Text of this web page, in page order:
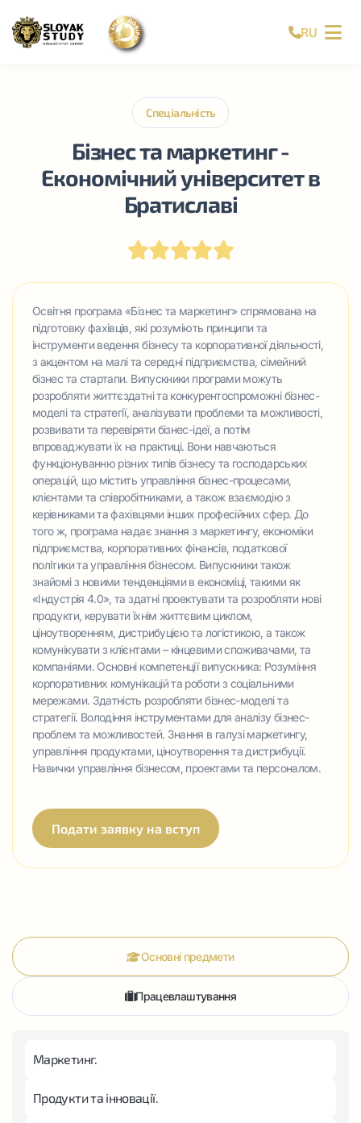
RU
Спеціальність
Бізнес та маркетинг -
Економічний університет в
Братиславі
Освітня програма «Бізнес та маркетинг» спрямована на
підготовку фахівців, які розуміють принципи та
інструменти ведення бізнесу та корпоративної діяльності,
з акцентом на малі та середні підприємства, сімейний
бізнес та стартапи. Випускники програми можуть
розробляти життєздатні та конкурентоспроможні бізнес-
моделі та стратегії, аналізувати проблеми та можливості,
розвивати та перевіряти бізнес-ідеї, а потім
впроваджувати їх на практиці. Вони навчаються
функціонуванню різних типів бізнесу та господарських
операцій, що містить управління бізнес-процесами,
клієнтами та співробітниками, а також взаємодію з
керівниками та фахівцями інших професійних сфер. До
того ж, програма надає знання з маркетингу, економіки
підприємства, корпоративних фінансів, податкової
політики та управління бізнесом. Випускники також
знайомі з новими тенденціями в економіці, такими як
«Індустрія 4.0», та здатні проектувати та розробляти нові
продукти, керувати їхнім життєвим циклом,
ціноутворенням, дистрибуцією та логістикою, а також
комунікувати з клієнтами – кінцевими споживачами, та
компаніями. Основні компетенції випускника: Розуміння
корпоративних комунікацій та роботи з соціальними
мережами. Здатність розробляти бізнес-моделі та
стратегії. Володіння інструментами для аналізу бізнес-
проблем та можливостей. Знання в галузі маркетингу,
управління продуктами, ціноутворення та дистрибуції.
Навички управління бізнесом, проектами та персоналом.
Подати заявку на вступ
Основні предмети
Працевлаштування
Маркетинг.
Продукти та інновації.